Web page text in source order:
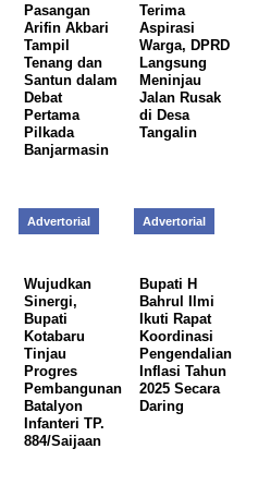
Pasangan
Arifin Akbari
Tampil
Tenang dan
Santun dalam
Debat
Pertama
Pilkada
Banjarmasin
Terima
Aspirasi
Warga, DPRD
Langsung
Meninjau
Jalan Rusak
di Desa
Tangalin
Advertorial
Wujudkan
Sinergi,
Bupati
Kotabaru
Tinjau
Progres
Pembangunan
Batalyon
Infanteri TP.
884/Saijaan
Advertorial
Bupati H
Bahrul Ilmi
Ikuti Rapat
Koordinasi
Pengendalian
Inflasi Tahun
2025 Secara
Daring